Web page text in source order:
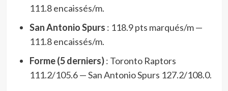
111.8 encaissés/m.
San Antonio Spurs : 118.9 pts marqués/m —
111.8 encaissés/m.
Forme (5 derniers): Toronto Raptors
111.2/105.6 — San Antonio Spurs 127.2/108.0.